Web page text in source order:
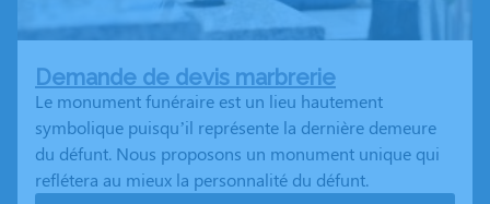
Demande de devis marbrerie
Le monument funéraire est un lieu hautement
symbolique puisqu’il représente la dernière demeure
du défunt. Nous proposons un monument unique qui
reflétera au mieux la personnalité du défunt.